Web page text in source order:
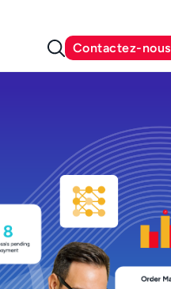
Contactez-nous